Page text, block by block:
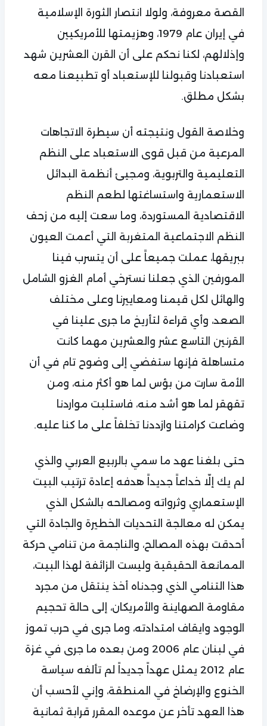
القصة معروفة، ولولا انتصار الثورة الإسلامية
في إيران عام 1979، وهزيمتها للأمريكيين
وإذلالهم، لكنا نحكم على أن القرن العشرين شهد
استعبادنا وقبولنا للإستعباد أو تطبيعنا معه
بشكل مطلق.
وخلاصة القول ونتيجته أن سيطرة الاتجاهات
المرعية من قبل قوى الاستعباد على النظم
التعليمية والتربوية، ومجيئ أنظمة البدائل
الاستعمارية واستساغتها لطعم النظم
الاقتصادية المستوردة، وما سعت إليه من زحف
النظم الاجتماعية المتغربة التي أعمت العيون
ببريقها، عملت جميعاً على أن يتسرب فينا
المورفين الذي جعلنا نسترخي أمام الغزو الشامل
والهائل لكل قيمنا ومعاييرنا وعلى مختلف
الصعد، وأي قراءة لتأريخ ما جرى علينا في
القرنين التاسع عشر والعشرين مهما كانت
متساهلة فإنها ستفضي إلى وضوح تام في أن
الأمة سارت من بؤس لما هو أكثر منه، ومن
تقهقر لما هو أشد منه، فاستلبت مواردنا
وضاعت كرامتنا وازددنا تخلفاً على ما كنا عليه.
حتى بلغنا عهد ما سمي بالربيع العربي والذي
لم يك إلّا خداعاً جديداً هدفه إعادة ترتيب البيت
الإستعماري وثرواته ومصالحه بالشكل الذي
يمكن له معالجة التحديات الخطيرة والجادة التي
أحدقت بهذه المصالح، والناجمة من تنامي حركة
الممانعة الحقيقية وليست الزائفة لهذا البيت،
هذا التنامي الذي وجدناه أخذ ينتقل من مجرد
مقاومة الصهاينة والأمريكان، إلى حالة تحجيم
الوجود وايقاف امتدادته، وما جرى في حرب تموز
في لبنان عام 2006 ومن بعده ما جرى في غزة
عام 2012 يمثل عهداً جديداً لم تألفه سياسة
الخنوع والإرضاخ في المنطقة، وإني لأحسب أن
هذا العهد تأخر عن موعده المقرر قرابة ثمانية